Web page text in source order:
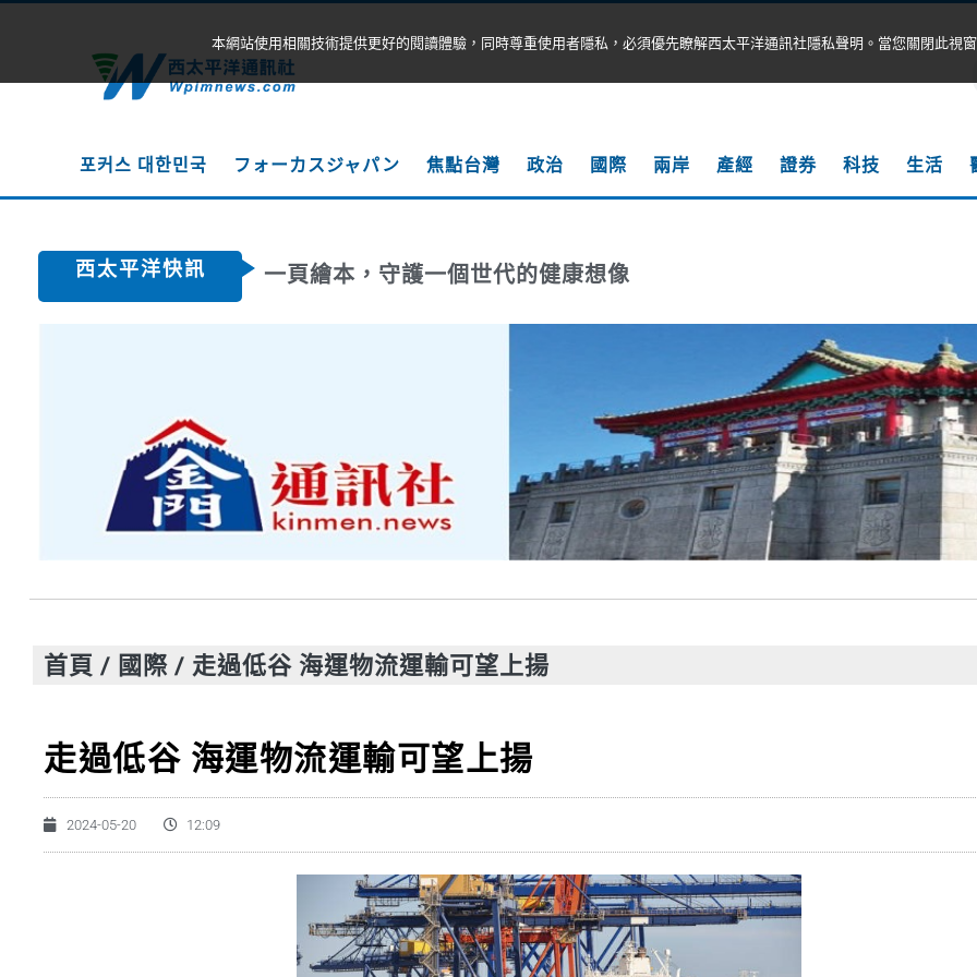
포커스 대한민국 フォーカスジャパン 焦點台灣 政治 國際 兩岸 產經 證券 科技 生活
西太平洋快訊 一頁繪本，守護一個世代的健康想像
首頁 / 國際 / 走過低谷 海運物流運輸可望上揚
走過低谷 海運物流運輸可望上揚
2024-05-20 12:09
本網站使用相關技術提供更好的閱讀體驗，同時尊重使用者隱私，必須優先瞭解西太平洋通訊社隱私聲明。當您關閉此視